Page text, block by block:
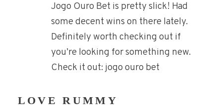
Jogo Ouro Bet is pretty slick! Had
some decent wins on there lately.
Definitely worth checking out if
you’re looking for something new.
Check it out: jogo ouro bet
LOVE RUMMY